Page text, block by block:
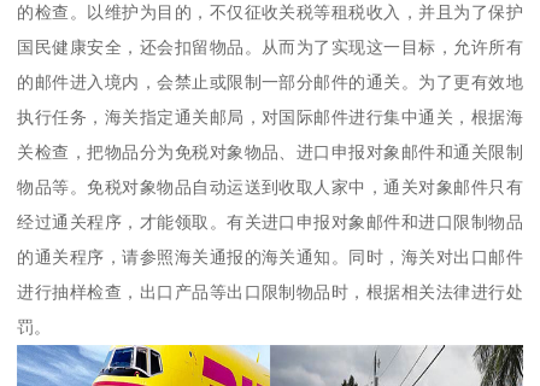
的检查。以维护为目的，不仅征收关税等租税收入，并且为了保护
国民健康安全，还会扣留物品。从而为了实现这一目标，允许所有
的邮件进入境内，会禁止或限制一部分邮件的通关。为了更有效地
执行任务，海关指定通关邮局，对国际邮件进行集中通关，根据海
关检查，把物品分为免税对象物品、进口申报对象邮件和通关限制
物品等。免税对象物品自动运送到收取人家中，通关对象邮件只有
经过通关程序，才能领取。有关进口申报对象邮件和进口限制物品
的通关程序，请参照海关通报的海关通知。同时，海关对出口邮件
进行抽样检查，出口产品等出口限制物品时，根据相关法律进行处
罚。